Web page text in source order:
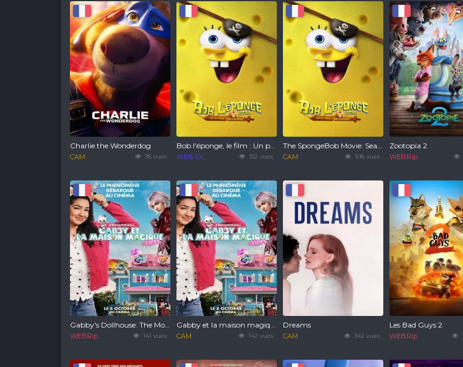
95 vues
Charlie the Wonderdog
CAM 152 vues
Bob l'éponge, le film : Un pour tous, tous pirates !
WEB-DL 108 vues
The SpongeBob Movie: Search for SquarePants
CAM
Zootopia 2
WEBRip
141 vues
Gabby's Dollhouse: The Movie
WEBRip 142 vues
Gabby et la maison magique: Le film
CAM 342 vues
Dreams
CAM
Les Bad Guys 2
WEBRip